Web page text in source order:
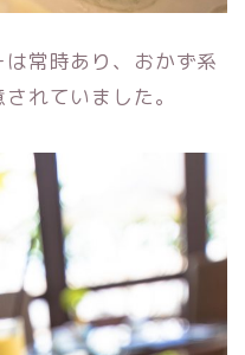
常時あり、おかず系
れていました。